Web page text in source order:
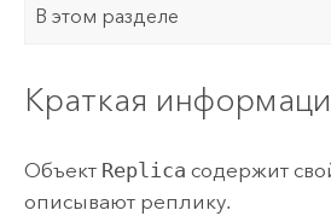
В этом разделе
Краткая
Объект Replica содержит
описывают реплику.